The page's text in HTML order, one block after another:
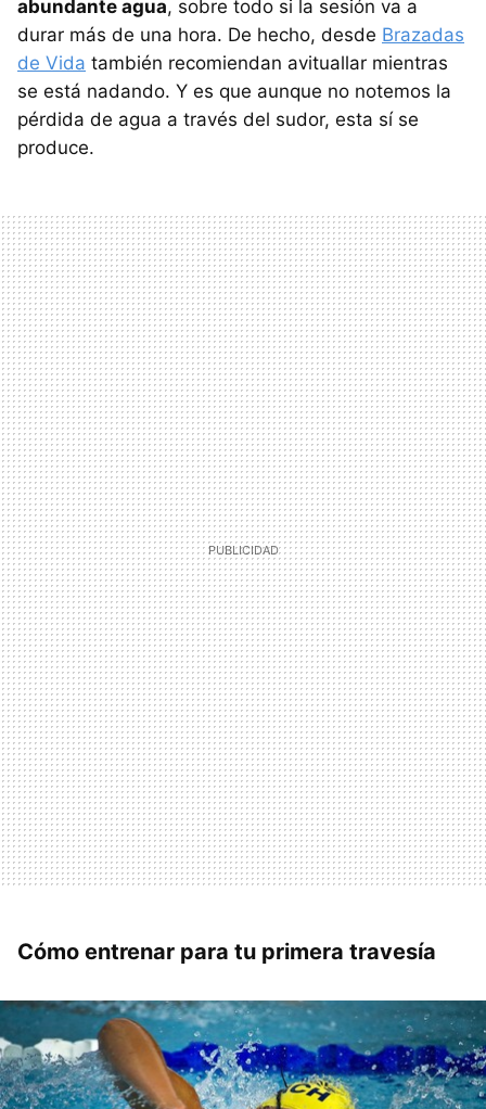
abundante agua, sobre todo si la sesión va a
durar más de una hora. De hecho, desde Brazadas
de Vida también recomiendan avituallar mientras
se está nadando. Y es que aunque no notemos la
pérdida de agua a través del sudor, esta sí se
produce.
Cómo entrenar para tu primera travesía